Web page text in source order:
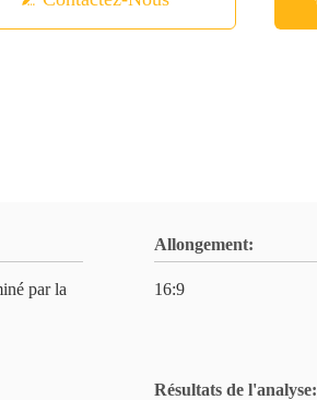
par la
Allongement:
16:9
Résultats de l'analyse: